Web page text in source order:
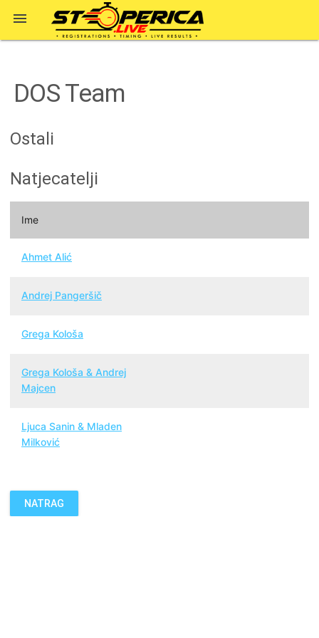

DOS Team
Ostali
Natjecatelji
Ime
Ahmet Alić
Andrej Pangeršič
Grega Kološa
Grega Kološa & Andrej
Majcen
Ljuca Sanin & Mladen
Milković
NATRAG